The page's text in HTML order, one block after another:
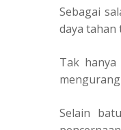
Sebagai
daya
Tak
Selain